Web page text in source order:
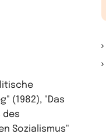
(1982), "Das
des
Sozialismus"